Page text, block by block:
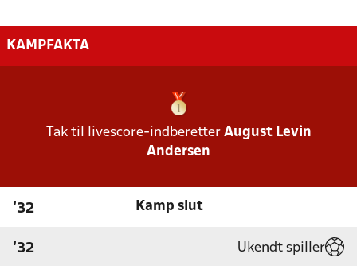
KAMPFAKTA
Tak til livescore-indberetter August Levin
Andersen
'32 Kamp slut
'32 Ukendt spiller